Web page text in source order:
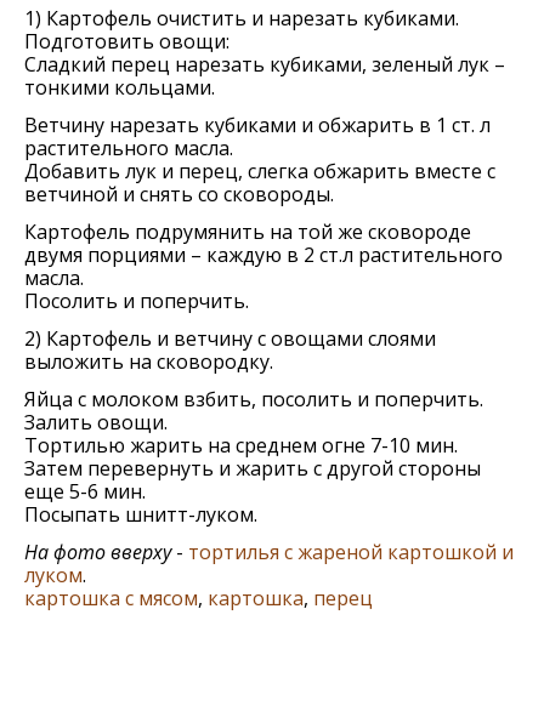
1) Картофель очистить и нарезать кубиками.
Подготовить овощи:
Сладкий перец нарезать кубиками, зеленый лук –
тонкими кольцами.
Ветчину нарезать кубиками и обжарить в 1 ст. л
растительного масла.
Добавить лук и перец, слегка обжарить вместе с
ветчиной и снять со сковороды.
Картофель подрумянить на той же сковороде
двумя порциями – каждую в 2 ст.л растительного
масла.
Посолить и поперчить.
2) Картофель и ветчину с овощами слоями
выложить на сковородку.
Яйца с молоком взбить, посолить и поперчить.
Залить овощи.
Тортилью жарить на среднем огне 7-10 мин.
Затем перевернуть и жарить с другой стороны
еще 5-6 мин.
Посыпать шнитт-луком.
На фото вверху- тортилья с жареной картошкой и
луком.
картошка с мясом, картошка, перец